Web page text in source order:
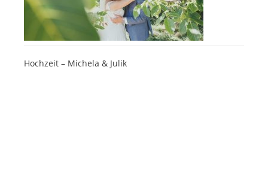
Hochzeit – Michela & Julik